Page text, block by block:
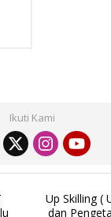
Ikuti Kami
Up Skilling (
dan